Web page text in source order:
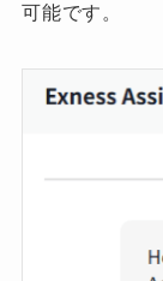
可能です。